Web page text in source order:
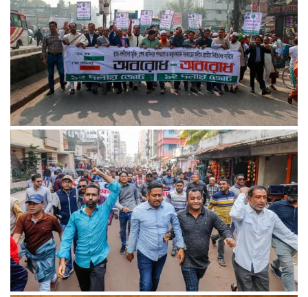
১৮ ডিসেম্বর থেকে আন্দোলনে নতুন মাত্রা যোগ হবে: ১২–দলীয় জোট